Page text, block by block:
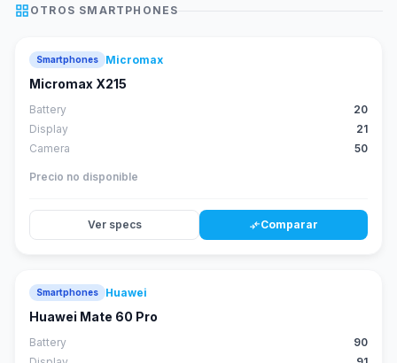
grid_view OTROS SMARTPHONES
Smartphones Micromax
Micromax X215
Battery
20
Display
21
Camera
50
Precio no disponible
Ver specs compare_arrowsComparar
Smartphones Huawei
Huawei Mate 60 Pro
Battery
90